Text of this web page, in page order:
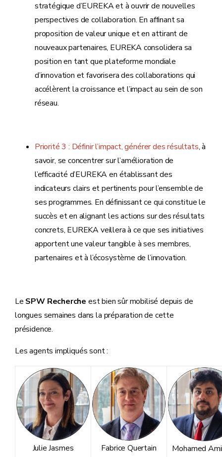
stratégique d’EUREKA et à ouvrir de nouvelles
perspectives de collaboration. En affinant sa
proposition de valeur unique et en attirant de
nouveaux partenaires, EUREKA consolidera sa
position en tant que plateforme mondiale
d’innovation et favorisera des collaborations qui
accélèrent la croissance et l’impact au sein de son
réseau.
Priorité 3 : Définir l’impact, générer des résultats, à
savoir, se concentrer sur l’amélioration de
l’efficacité d’EUREKA en établissant des
indicateurs clairs et pertinents pour l’ensemble de
ses programmes. En définissant ce qui constitue le
succès et en alignant les actions sur des résultats
concrets, EUREKA veillera à ce que ses initiatives
apportent une valeur tangible à ses membres,
partenaires et à l’écosystème de l’innovation.
Le SPW Recherche est bien sûr mobilisé depuis de
longues semaines dans la préparation de cette
présidence.
Les agents impliqués sont :
Julie Jasmes Fabrice Quertain Mohamed